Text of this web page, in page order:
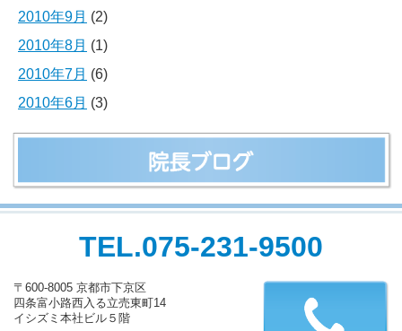
2010年9月 (2)
2010年8月 (1)
2010年7月 (6)
2010年6月 (3)
TEL.075-231-9500
〒600-8005 京都市下京区
四条富小路西入る立売東町14
イシズミ本社ビル５階